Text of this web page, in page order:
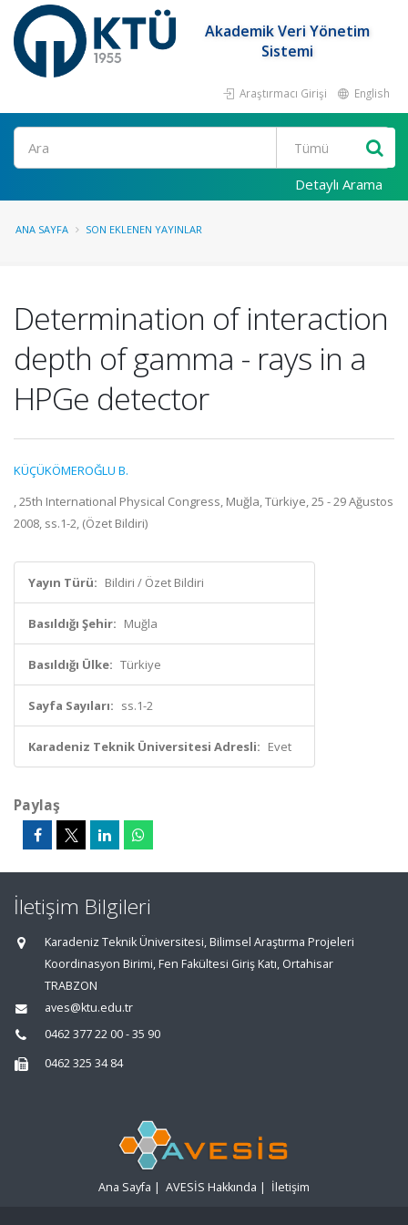
Akademik Veri Yönetim
Sistemi
Araştırmacı Girişi English
Ara
Detaylı Arama
ANA SAYFA SON EKLENEN YAYINLAR
Determination of interaction
depth of gamma - rays in a
HPGe detector
KÜÇÜKÖMEROĞLU B.
, 25th International Physical Congress, Muğla, Türkiye, 25 - 29 Ağustos
2008, ss.1-2, (Özet Bildiri)
Yayın Türü: Bildiri / Özet Bildiri
Basıldığı Şehir: Muğla
Basıldığı Ülke: Türkiye
Sayfa Sayıları: ss.1-2
Karadeniz Teknik Üniversitesi Adresli: Evet
Paylaş
İletişim Bilgileri
Karadeniz Teknik Üniversitesi, Bilimsel Araştırma Projeleri
Koordinasyon Birimi, Fen Fakültesi Giriş Katı, Ortahisar
TRABZON
aves@ktu.edu.tr
0462 377 22 00 - 35 90
0462 325 34 84
Ana Sayfa | AVESİS Hakkında | İletişim